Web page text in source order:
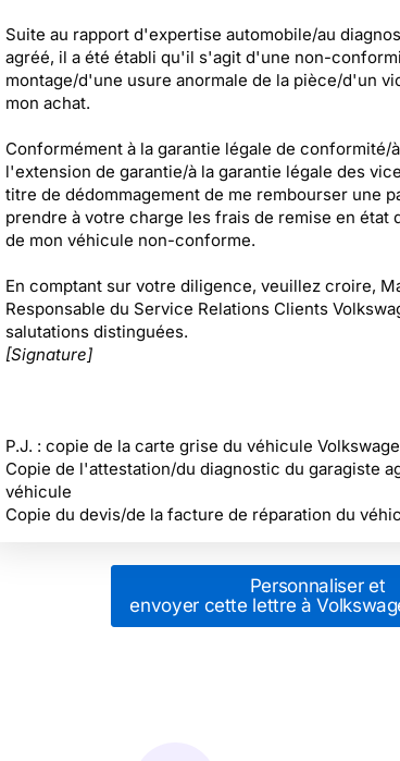
Suite au rapport d'expertise automobile/au
agréé, il a été établi qu'il s'agit d'une non-
montage/d'une usure anormale de la pièce/d'un
mon achat.
Conformément à la garantie légale de conformité/
l'extension de garantie/à la garantie légale des
titre de dédommagement de me rembourser une
prendre à votre charge les frais de remise en état
de mon véhicule non-conforme.
En comptant sur votre diligence, veuillez croire,
Responsable du Service Relations Clients
salutations distinguées.
[Signature]
P.J. : copie de la carte grise du véhicule
Copie de l'attestation/du diagnostic du garagiste
véhicule
Copie du devis/de la facture de réparation du
Personnaliser et
envoyer cette lettre à